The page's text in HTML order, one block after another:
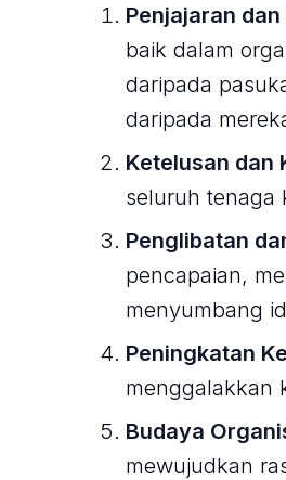
Penjajaran
baik dalam
daripada
daripada
Ketelusan dan
seluruh tenaga
Penglibatan
pencapaian,
menyumbang
Peningkatan
menggalakkan
Budaya
mewujudkan